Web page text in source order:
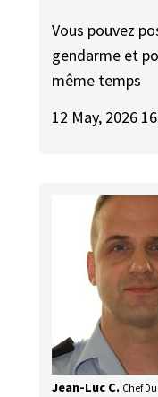
Vous pouvez
gendarme et
même temps
12 May, 2026
Jean-Luc C. Chef